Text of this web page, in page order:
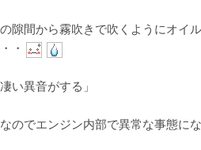
隙間から霧吹きで吹くようにオイ
・
い異音がする」
のでエンジン内部で異常な事態に